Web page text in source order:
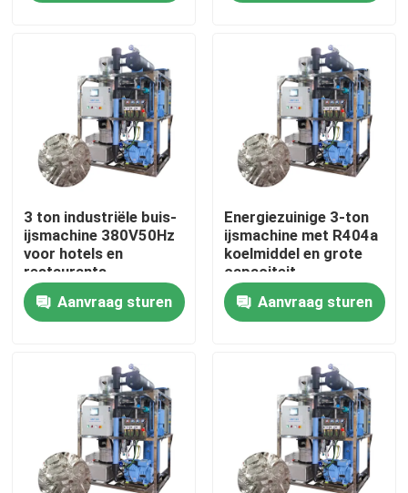
VR-show
Over ons
Kwaliteitscontrole
Neem contact met ons op
Vraag een offerte
Buismachine
grote kubus-ijsmachine
3 ton industriële buis-
ijsmachine 380V50Hz
voor hotels en
restaurants
Aanvraag sturen
Energiezuinige 3-ton
ijsmachine met R404a
koelmiddel en grote
capaciteit
Aanvraag sturen